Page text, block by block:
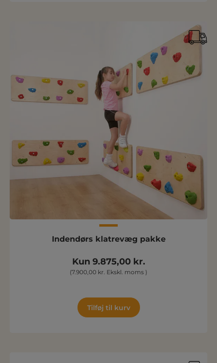
Indendørs klatrevæg pakke
Kun 9.875,00 kr.
(7.900,00 kr. Ekskl. moms )
Tilføj til kurv